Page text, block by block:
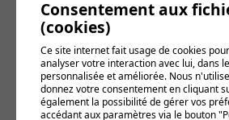
du-febvre.net
12 h et 13 h à
16 h
Vendredi
Fermé
Conditions
d'utilisation et
politique de
Consentement aux
(cookies)
Ce site internet fait usage de cookies
analyser votre interaction avec lui, dans
personnalisée et améliorée. Nous
donnez votre consentement en cliquant
également la possibilité de gérer vos
accédant aux paramètres via le bouton